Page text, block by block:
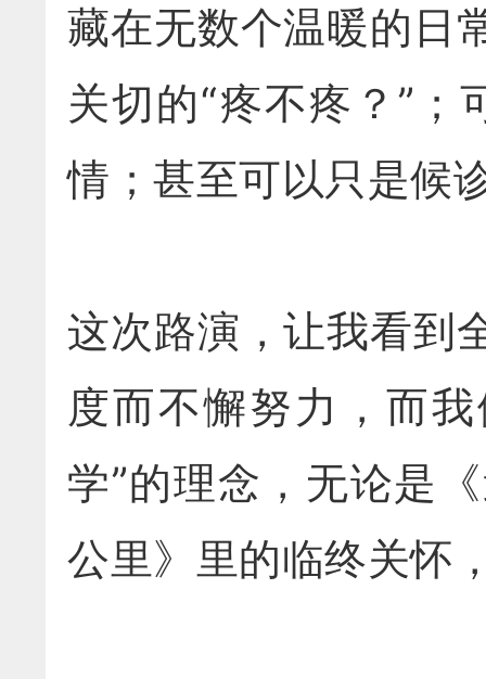
藏在无数个温暖的日
关切的“疼不疼？”
情；甚至可以只是候
这次路演，让我看到
度而不懈努力，而
学”的理念，无论是
公里》里的临终关怀